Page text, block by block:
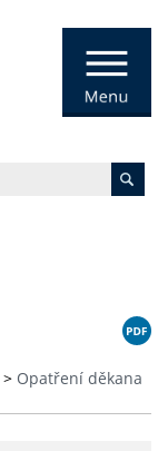
> Opatření děkana